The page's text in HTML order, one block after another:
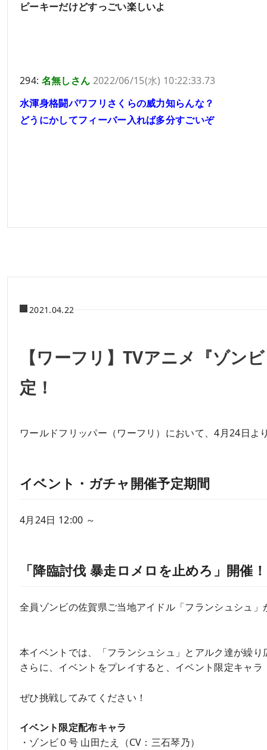
ピーキーだけどすっごい楽しいよ
294: 名無しさん 2022/06/15(水) 10:22:33.73
水渾身格闘パワフリさくらの威力知らんな？
どうにかしてフィーバー入れば多分すごいぞ
2021.04.22
【ワーフリ】TVアニメ『ゾン
定！
ワールドフリッパー（ワーフリ）において、4月24日
イベント・ガチャ開催予定期間
4月24日 12:00 ～
「降臨討伐 暴走ロメロを止めろ」開催！
全員ゾンビの佐賀県ご当地アイドル「フランシュシュ
本イベントでは、「フランシュシュ」とアルク達が繰
さらに、イベントをプレイすると、イベント限定キャ
ぜひ挑戦してみてください！
イベント限定配布キャラ
・ゾンビ０号 山田たえ（CV：三石琴乃）